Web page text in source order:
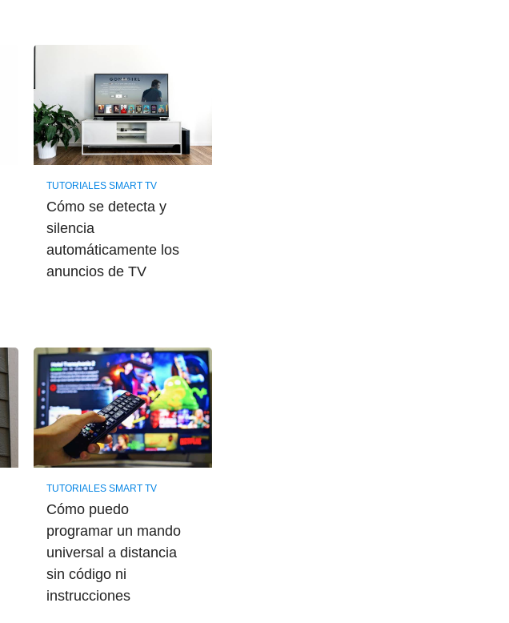
TUTORIALES SMART TV
Cómo se detecta y
silencia
automáticamente los
anuncios de TV
TUTORIALES SMART TV
Cómo puedo
programar un mando
universal a distancia
sin código ni
instrucciones